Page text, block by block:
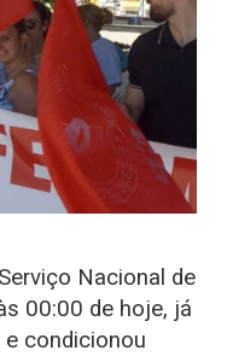
Nacional de
00:00 de hoje, já
condicionou